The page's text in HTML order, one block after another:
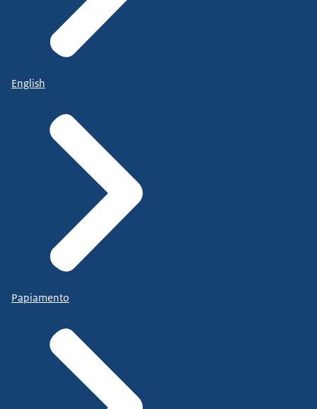
English
Papiamento